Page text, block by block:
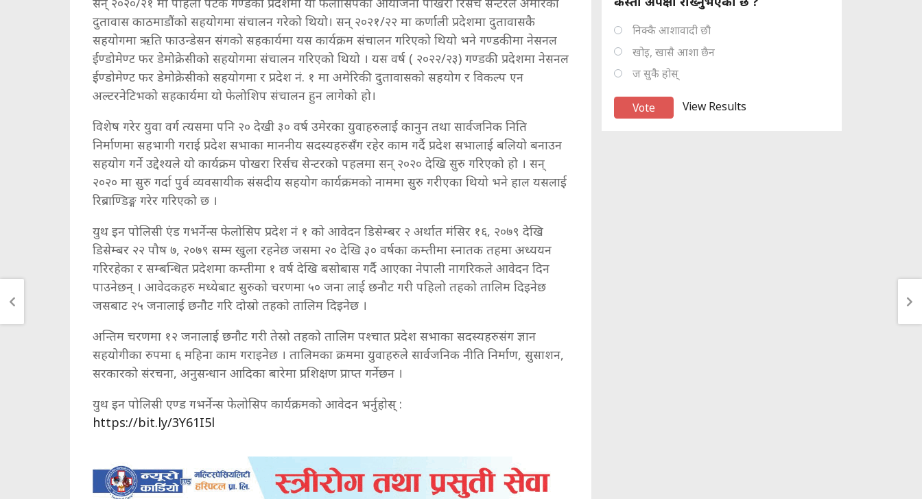
दुतावास काठमाडौंको सहयोगमा संचालन गरेको थियो। सन् २०२१/२२ मा कर्णाली प्रदेशमा दुतावासकै
सहयोगमा ऋति फाउन्डेसन संगको सहकार्यमा यस कार्यक्रम संचालन गरिएको थियो भने गण्डकीमा नेसनल
ईण्डोमेण्ट फर डेमोक्रेसीको सहयोगमा संचालन गरिएको थियो । यस वर्ष ( २०२२/२३) गण्डकी प्रदेशमा नेसनल
ईण्डोमेण्ट फर डेमोक्रेसीको सहयोगमा र प्रदेश नं. १ मा अमेरिकी दुतावासको सहयोग र विकल्प एन
अल्टरनेटिभको सहकार्यमा यो फेलोशिप संचालन हुन लागेको हो।
विशेष गरेर युवा वर्ग त्यसमा पनि २० देखी ३० वर्ष उमेरका युवाहरुलाई कानुन तथा सार्वजनिक निति
निर्माणमा सहभागी गराई प्रदेश सभाका माननीय सदस्यहरुसँग रहेर काम गर्दै प्रदेश सभालाई बलियो बनाउन
सहयोग गर्ने उद्देश्यले यो कार्यक्रम पोखरा रिर्सच सेन्टरको पहलमा सन् २०२० देखि सुरु गरिएको हो । सन्
२०२० मा सुरु गर्दा पुर्व व्यवसायीक संसदीय सहयोग कार्यक्रमको नाममा सुरु गरीएका थियो भने हाल यसलाई
रिब्राण्डिङ्ग गरेर गरिएको छ ।
युथ इन पोलिसी एंड गभर्नेन्स फेलोसिप प्रदेश नं १ को आवेदन डिसेम्बर २ अर्थात मंसिर १६, २०७९ देखि
डिसेम्बर २२ पौष ७, २०७९ सम्म खुला रहनेछ जसमा २० देखि ३० वर्षका कम्तीमा स्नातक तहमा अध्ययन
गरिरहेका र सम्बन्धित प्रदेशमा कम्तीमा १ वर्ष देखि बसोबास गर्दै आएका नेपाली नागरिकले आवेदन दिन
पाउनेछन् । आवेदकहरु मध्येबाट सुरुको चरणमा ५० जना लाई छनौट गरी पहिलो तहको तालिम दिइनेछ
जसबाट २५ जनालाई छनौट गरि दोस्रो तहको तालिम दिइनेछ ।
अन्तिम चरणमा १२ जनालाई छनौट गरी तेस्रो तहको तालिम पश्चात प्रदेश सभाका सदस्यहरुसंग ज्ञान
सहयोगीका रुपमा ६ महिना काम गराइनेछ । तालिमका क्रममा युवाहरुले सार्वजनिक नीति निर्माण, सुसाशन,
सरकारको संरचना, अनुसन्धान आदिका बारेमा प्रशिक्षण प्राप्त गर्नेछन ।
युथ इन पोलिसी एण्ड गभर्नेन्स फेलोसिप कार्यक्रमको आवेदन भर्नुहोस् :
https://bit.ly/3Y61I5l
निक्कै आशावादी छौ
खोइ, खासै आशा छैन
ज सुकै होस्
View Results